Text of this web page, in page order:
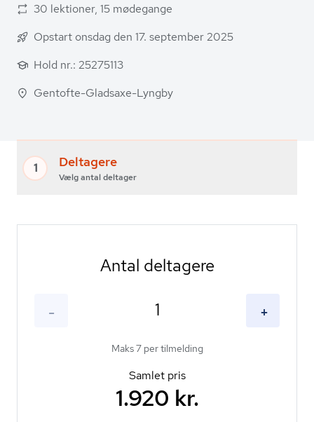
30 lektioner, 15 mødegange
Opstart onsdag den 17. september 2025
Hold nr.: 25275113
Gentofte-Gladsaxe-Lyngby
1 Deltagere
Vælg antal deltager
-
Antal deltagere
+
Maks 7 per tilmelding
Samlet pris
1.920 kr.